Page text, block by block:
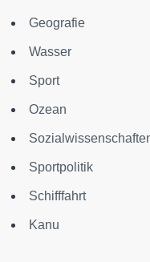
Geografie
Wasser
Sport
Ozean
Sportpolitik
Schifffahrt
Kanu